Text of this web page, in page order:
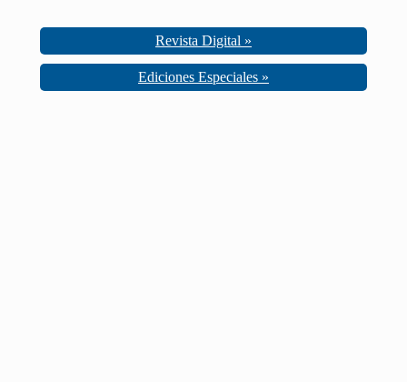
Revista Digital »
Ediciones Especiales »